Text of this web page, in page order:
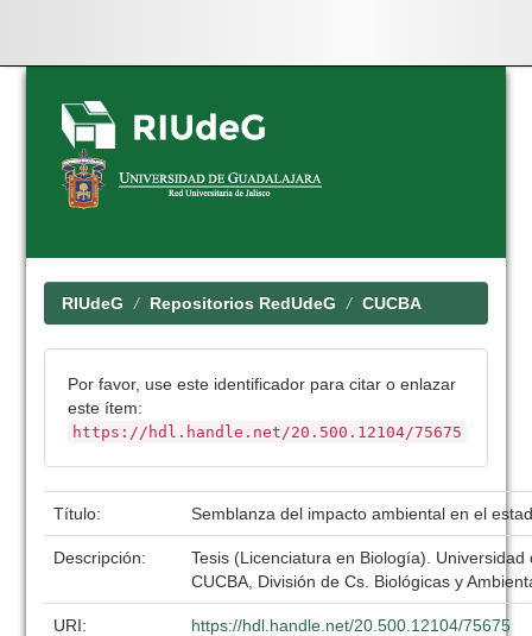
Skip
navigation
RIUdeG Repositorios RedUdeG CUCBA
Por favor, use este identificador para citar o enlazar
este ítem:
https://hdl.handle.net/20.500.12104/75675
Título: Semblanza del impacto ambiental en el
Descripción:
Tesis (Licenciatura en Biología). Universidad
CUCBA, División de Cs. Biológicas y
URI: https://hdl.handle.net/20.500.12104/75675